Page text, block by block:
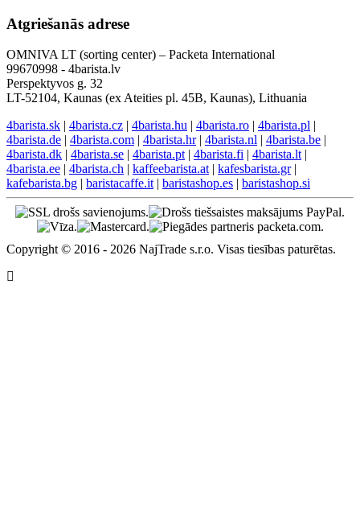
Atgriešanās adrese
OMNIVA LT (sorting center) – Packeta International
99670998 - 4barista.lv
Perspektyvos g. 32
LT-52104, Kaunas (ex Ateities pl. 45B, Kaunas), Lithuania
4barista.sk | 4barista.cz | 4barista.hu | 4barista.ro | 4barista.pl |
4barista.de | 4barista.com | 4barista.hr| 4barista.nl | 4barista.be |
4barista.dk | 4barista.se | 4barista.pt | 4barista.fi | 4barista.lt |
4barista.ee | 4barista.ch | kaffeebarista.at | kafesbarista.gr|
kafebarista.bg | baristacaffe.it | baristashop.es | baristashop.si
Copyright © 2016 - 2026 NajTrade s.r.o. Visas tiesības paturētas.